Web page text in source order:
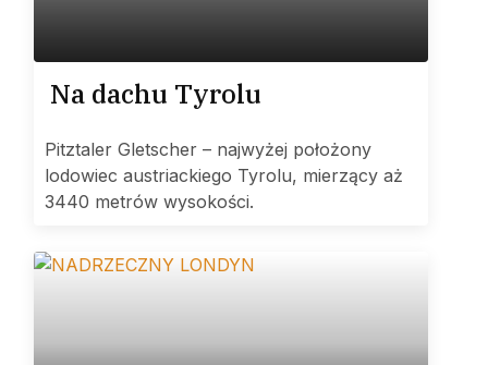
Na dachu Tyrolu
Pitztaler Gletscher – najwyżej położony
lodowiec austriackiego Tyrolu, mierzący aż
3440 metrów wysokości.